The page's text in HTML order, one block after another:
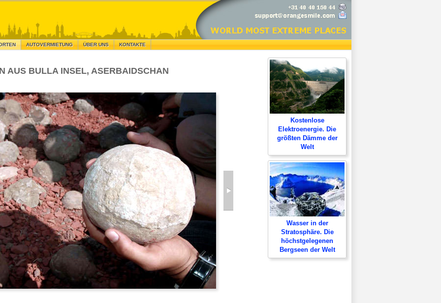
AUTOVERMIETUNG ÜBER UNS KONTAKTE
AUS BULLA INSEL, ASERBAIDSCHAN
Kostenlose
Elektroenergie. Die
größten Dämme der
Welt
Wasser in der
Stratosphäre. Die
höchstgelegenen
Bergseen der Welt